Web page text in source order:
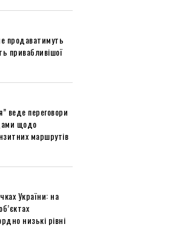
продаватимуть
привабливішої
веде переговори
щодо
маршрутів
України: на
низькі рівні